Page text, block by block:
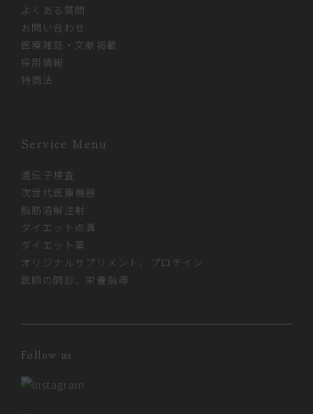
よくある質問
お問い合わせ
医療雑誌・文献掲載
採用情報
特商法
Service Menu
遺伝子検査
次世代医療機器
脂肪溶解注射
ダイエット点滴
ダイエット薬
オリジナルサプリメント、プロテイン
医師の問診、栄養指導
Follow us